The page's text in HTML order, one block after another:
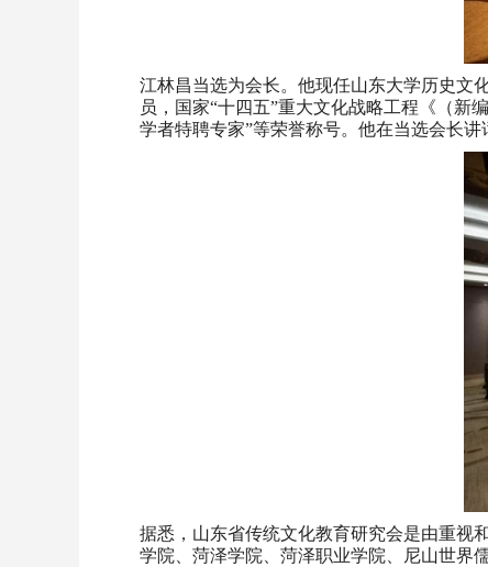
江林昌当选为会长。他现任山东大学历史文
员，国家“十四五”重大文化战略工程《（新
学者特聘专家”等荣誉称号。他在当选会长
据悉，山东省传统文化教育研究会是由重视
学院、菏泽学院、菏泽职业学院、尼山世界